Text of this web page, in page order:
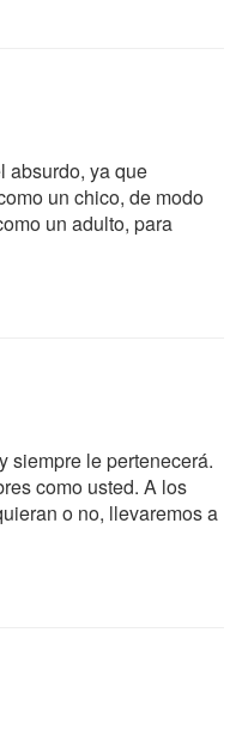
absurdo, ya que
un chico, de modo
un adulto, para
siempre le pertenecerá.
como usted. A los
o no, llevaremos a